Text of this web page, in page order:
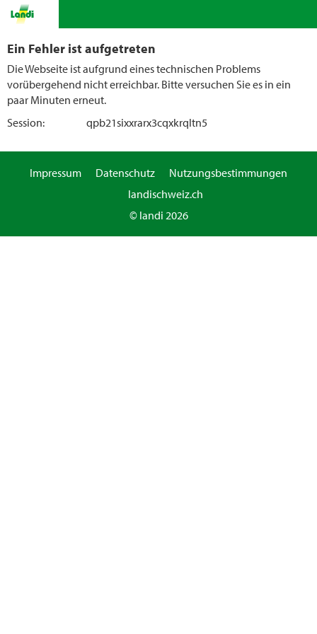
Ein Fehler ist aufgetreten
Die Webseite ist aufgrund eines technischen Problems
vorübergehend nicht erreichbar. Bitte versuchen Sie es in ein
paar Minuten erneut.
Session:
qpb21sixxrarx3cqxkrqltn5
Impressum Datenschutz
Nutzungsbestimmungen
landischweiz.ch
© landi 2026